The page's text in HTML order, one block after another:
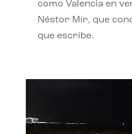
como Valencia en
Néstor Mir, que
que escribe.